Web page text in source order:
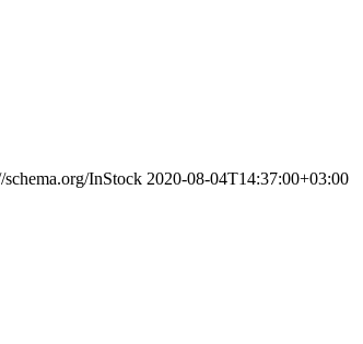
schema.org/InStock 2020-08-04T14:37:00+03:00